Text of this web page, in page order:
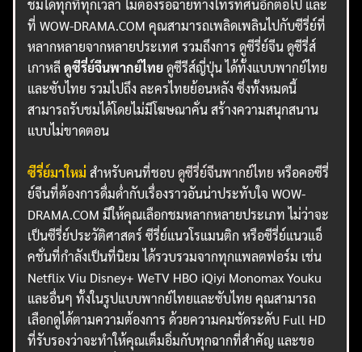
ชมได้ทุกที่ทุกเวลา ไม่ต้องรอฉายทางโทรทัศน์อีกต่อไป และ
ที่ WOW-DRAMA.COM คุณสามารถเพลิดเพลินไปกับซีรี่ย์ที่
หลากหลายจากหลายประเทศ รวมถึงการ ดูซีรี่ย์จีน ดูซีรี่ส์
เกาหลีดูซีรี่ย์จีนพากย์ไทยดูซีรีส์ญี่ปุ่น ได้ทั้งแบบพากย์ไทย
และซับไทย รวมไปถึง ละครไทยย้อนหลัง ซึ่งทั้งหมดนี้
สามารถรับชมได้โดยไม่มีโฆษณาคั่น สร้างความสนุกสนาน
แบบไม่ขาดตอน
ซีรี่ย์มาใหม่ สำหรับคนที่ชอบดูซีรี่ย์จีนพากย์ไทย หรือคอซีรี่
ย์จีนที่ต้องการดื่มด่ำกับเรื่องราวอันน่าประทับใจ WOW-
DRAMA.COM มีให้คุณเลือกชมหลากหลายประเภท ไม่ว่าจะ
เป็นซีรี่ย์ประวัติศาสตร์ ซีรี่ย์แนวโรแมนติก หรือซีรี่ย์แนวแอ็
คชั่นที่กำลังเป็นที่นิยม ได้รวบรวมจากทุกแพลตฟอร์ม เช่น
Netflix Viu Disney+ WeTV HBO iQiyi Monomax Youku
และอื่นๆ ทั้งในรูปแบบพากย์ไทยและซับไทย คุณสามารถ
เลือกดูได้ตามความต้องการ ด้วยความคมชัดระดับ Full HD
ที่รับรองว่าจะทำให้คุณเต็มอิ่มกับทุกฉากที่สำคัญ และขอ